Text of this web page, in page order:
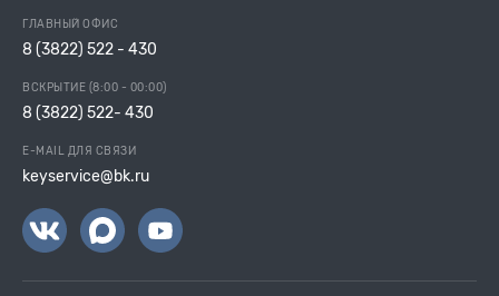
Мы занимаемся продажаей дверных замков в Томске уже
более 7 лет и знаем о них практически все.
Если Вы не нашли какой-либо редкий замок в нашем
каталоге, позвоните нам по телефону 522-430, или придите
мы сможем найти и заказать интересующее вас изделие.
ГЛАВНЫЙ ОФИС
8 (3822) 522 - 430
ВСКРЫТИЕ (8:00 - 00:00)
8 (3822) 522- 430
E-MAIL ДЛЯ СВЯЗИ
keyservice@bk.ru